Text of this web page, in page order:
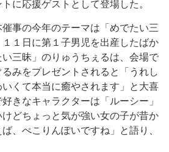
に応援ゲストとして登場した。
事の今年のテーマは「めでたい三
１日に第１子男児を出産したばか
三昧」のりゅうちぇるは、会場で
みをプレゼントされると「うれし
くて本当に癒やされます」と大喜
きなキャラクターは「ルーシー」
どちょっと気が強い女の子が昔か
、ぺこりんぽいですね」と語り、